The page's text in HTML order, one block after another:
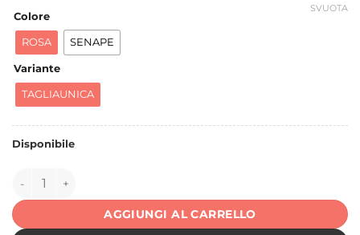
Colore
ROSA SENAPE
Variante
TAGLIAUNICA
SVUOTA
Disponibile
151436 quantità
AGGIUNGI AL CARRELLO